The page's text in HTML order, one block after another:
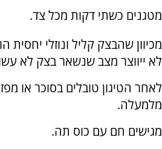
מטגנים כשתי דקות מכל צד.
מכיוון שהבצק קליל ונוזלי יחסית
לא ייווצר מצב שנשאר בצק לא
לאחר הטיגון טובלים בסוכר או
מלמעלה.
מגישים חם עם כוס תה.